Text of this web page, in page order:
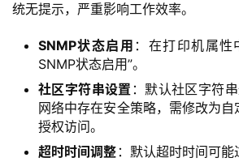
统无提示，严重影响工作效率。
SNMP状态启用 ：在打印机属性
SNMP状态启用”。
社区字符串设置 ：默认社区字符
网络中存在安全策略，需修改为
授权访问。
超时时间调整 ：默认超时时间可